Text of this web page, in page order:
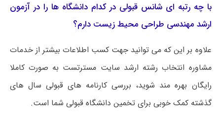
با چه رتبه ای شانس قبولی در کدام دانشگاه ها را در آزمون
ارشد مهندسی طراحی محیط زیست دارم؟
علاوه بر این که می توانید جهت کسب اطلاعات بیشتر از خدمات
مشاوره انتخاب رشته ارشد سایت مسترتست به صورت کاملا
رایگان بهره مند شوید، بررسی کارنامه های قبولی سال های
گذشته کمک خوبی برای تخمین دانشگاه قبولی شما است.